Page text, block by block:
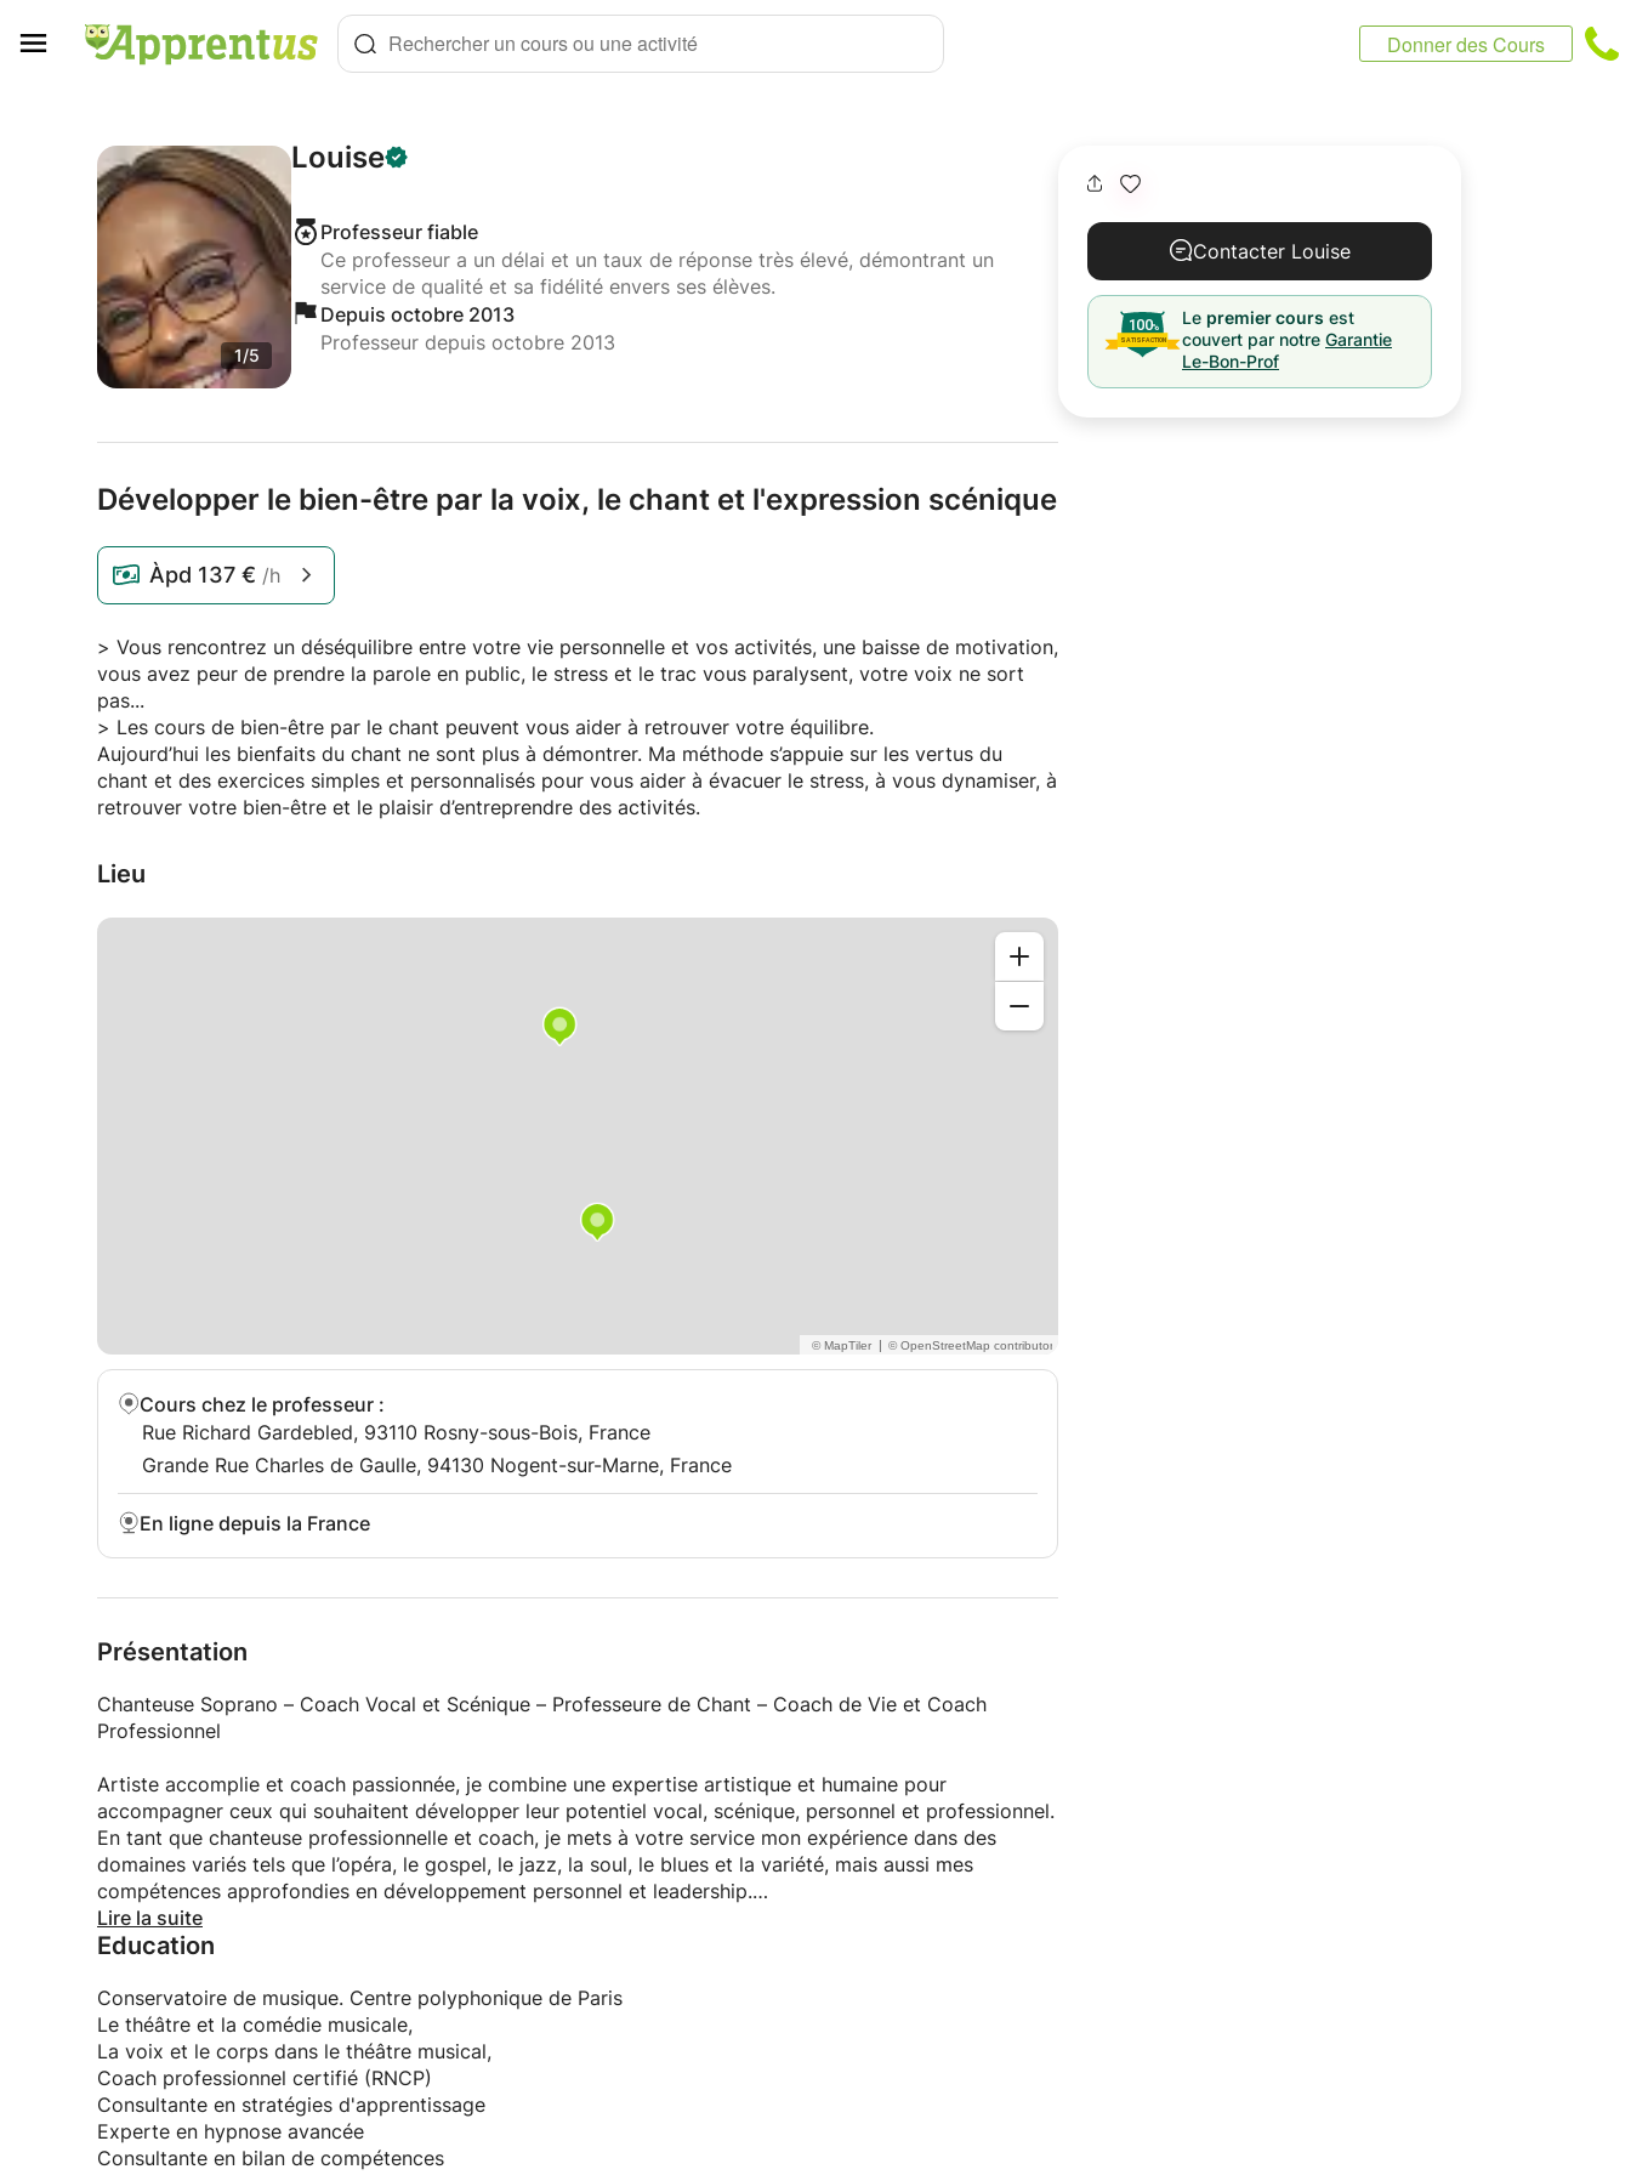
Rechercher un cours ou une activité Donner des Cours
1/5
Louise
Professeur fiable
Ce professeur a un délai et un taux de réponse très élevé, démontrant un
service de qualité et sa fidélité envers ses élèves.
Depuis octobre 2013
Professeur depuis octobre 2013
Développer le bien-être par la voix, le chant et l'expression scénique
Àpd 137 € /h
> Vous rencontrez un déséquilibre entre votre vie personnelle et vos activités, une baisse de motivation,
vous avez peur de prendre la parole en public, le stress et le trac vous paralysent, votre voix ne sort
pas...
> Les cours de bien-être par le chant peuvent vous aider à retrouver votre équilibre.
Aujourd’hui les bienfaits du chant ne sont plus à démontrer. Ma méthode s’appuie sur les vertus du
chant et des exercices simples et personnalisés pour vous aider à évacuer le stress, à vous dynamiser, à
retrouver votre bien-être et le plaisir d’entreprendre des activités.
Lieu
|
Cours chez le professeur :
Rue Richard Gardebled, 93110 Rosny-sous-Bois, France
Grande Rue Charles de Gaulle, 94130 Nogent-sur-Marne, France
En ligne depuis la France
Présentation
Chanteuse Soprano – Coach Vocal et Scénique – Professeure de Chant – Coach de Vie et Coach
Professionnel
Artiste accomplie et coach passionnée, je combine une expertise artistique et humaine pour
accompagner ceux qui souhaitent développer leur potentiel vocal, scénique, personnel et professionnel.
En tant que chanteuse professionnelle et coach, je mets à votre service mon expérience dans des
domaines variés tels que l’opéra, le gospel, le jazz, la soul, le blues et la variété, mais aussi mes
compétences approfondies en développement personnel et leadership.
UN PARCOURS AU CROISEMENT DE L’ART ET DE L’HUMAIN
réaliste.
=> Approche holistique : Une alliance entre les techniques artistiques et les outils de coaching en
développement personnel pour des résultats profonds et durables.
=> Expertise en coaching : Certifiée en stratégies de développement personnel et professionnel, je vous
aide à transformer vos aspirations en réalisations concrètes.
UNE APPROCHE UNIQUE ET TRANSFORMATIVE
Lire la suite
Education
Conservatoire de musique. Centre polyphonique de Paris
Le théâtre et la comédie musicale,
La voix et le corps dans le théâtre musical,
Coach professionnel certifié (RNCP)
Consultante en stratégies d'apprentissage
Experte en hypnose avancée
Consultante en bilan de compétences
Contacter Louise
Le premier cours est
couvert par notre Garantie
Le-Bon-Prof